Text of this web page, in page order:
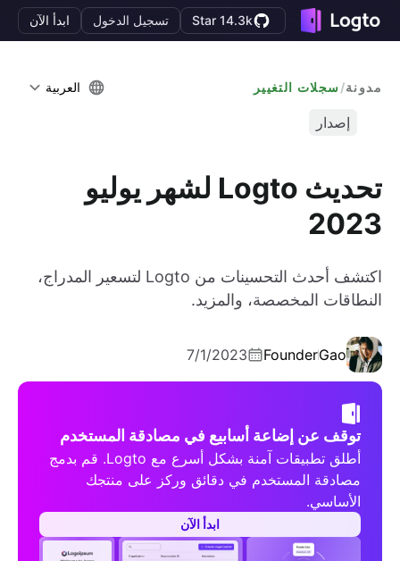
Star 14.3k تسجيل الدخول ابدأ الآن
مدونة/سجلات التغيير العربية
إصدار
تحديث Logto لشهر يوليو
2023
اكتشف أحدث التحسينات من Logto لتسعير المدراج،
النطاقات المخصصة، والمزيد.
Gao
Founder
7/1/2023
توقف عن إضاعة أسابيع في مصادقة المستخدم
أطلق تطبيقات آمنة بشكل أسرع مع Logto. قم بدمج
مصادقة المستخدم في دقائق وركز على منتجك
الأساسي.
ابدأ الآن